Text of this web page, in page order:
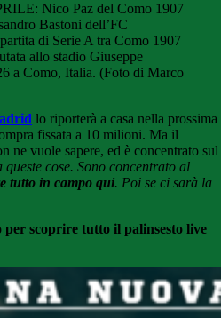
Nico Paz del Como 1907
Bastoni dell’FC
di Serie A tra Como 1907
allo stadio Giuseppe
a Como, Italia. (Foto di Marco
lo riporterà a casa nella prossima
fissata a 10 milioni. Ma il
ne vuole sapere, ed è concentrato sul
cose. Sono concentrato al
tutto in campo qui. Poi se ci sarà la
scoprire tutto il palinsesto live